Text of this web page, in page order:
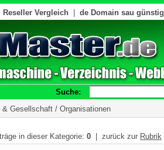
Reseller Vergleich de Domain sau günstig
Suche:
Gesellschaft / Organisationen
in dieser Kategorie: 0 | zurück zur Rubrik